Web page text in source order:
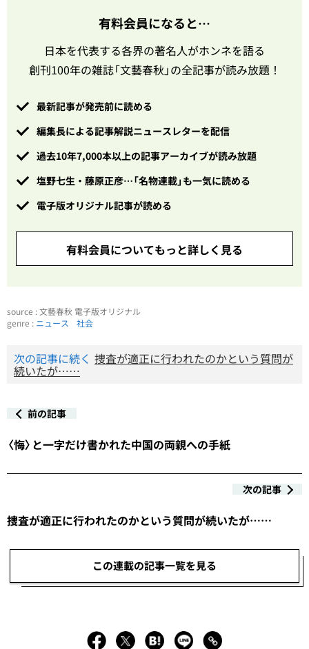
有料会員になると…
日本を代表する各界の著名人がホンネを語る
創刊100年の雑誌「文藝春秋」の全記事が読み放題！
最新記事が発売前に読める
編集長による記事解説ニュースレターを配信
過去10年7,000本以上の記事アーカイブが読み放題
塩野七生・藤原正彦…「名物連載」も一気に読める
電子版オリジナル記事が読める
有料会員についてもっと詳しく見る
source : 文藝春秋 電子版オリジナル
genre : ニュース 社会
次の記事に続く 捜査が適正に行われたのかという質問が
続いたが……
前の記事
〈悔〉と一字だけ書かれた中国の両親への手紙
次の記事
捜査が適正に行われたのかという質問が続いたが……
この連載の記事一覧を見る